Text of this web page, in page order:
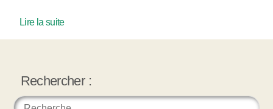
Lire la suite
Rechercher :